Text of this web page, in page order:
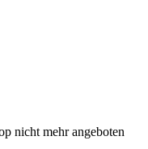
nicht mehr angeboten